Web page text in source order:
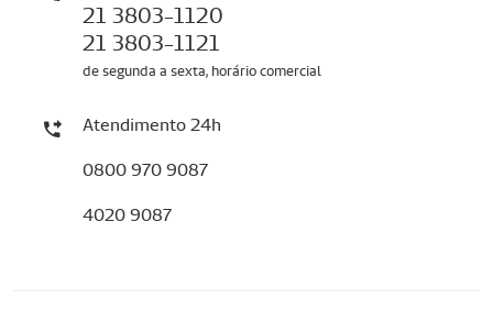
21 3803-1120
21 3803-1121
de segunda a sexta, horário comercial
Atendimento 24h
0800 970 9087
4020 9087